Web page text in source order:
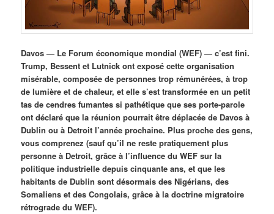
Davos — Le Forum économique mondial (WEF) — c’est fini.
Trump, Bessent et Lutnick ont exposé cette organisation
misérable, composée de personnes trop rémunérées, à trop
de lumière et de chaleur, et elle s’est transformée en un petit
tas de cendres fumantes si pathétique que ses porte-parole
ont déclaré que la réunion pourrait être déplacée de Davos à
Dublin ou à Detroit l’année prochaine. Plus proche des gens,
vous comprenez (sauf qu’il ne reste pratiquement plus
personne à Detroit, grâce à l’influence du WEF sur la
politique industrielle depuis cinquante ans, et que les
habitants de Dublin sont désormais des Nigérians, des
Somaliens et des Congolais, grâce à la doctrine migratoire
rétrograde du WEF).